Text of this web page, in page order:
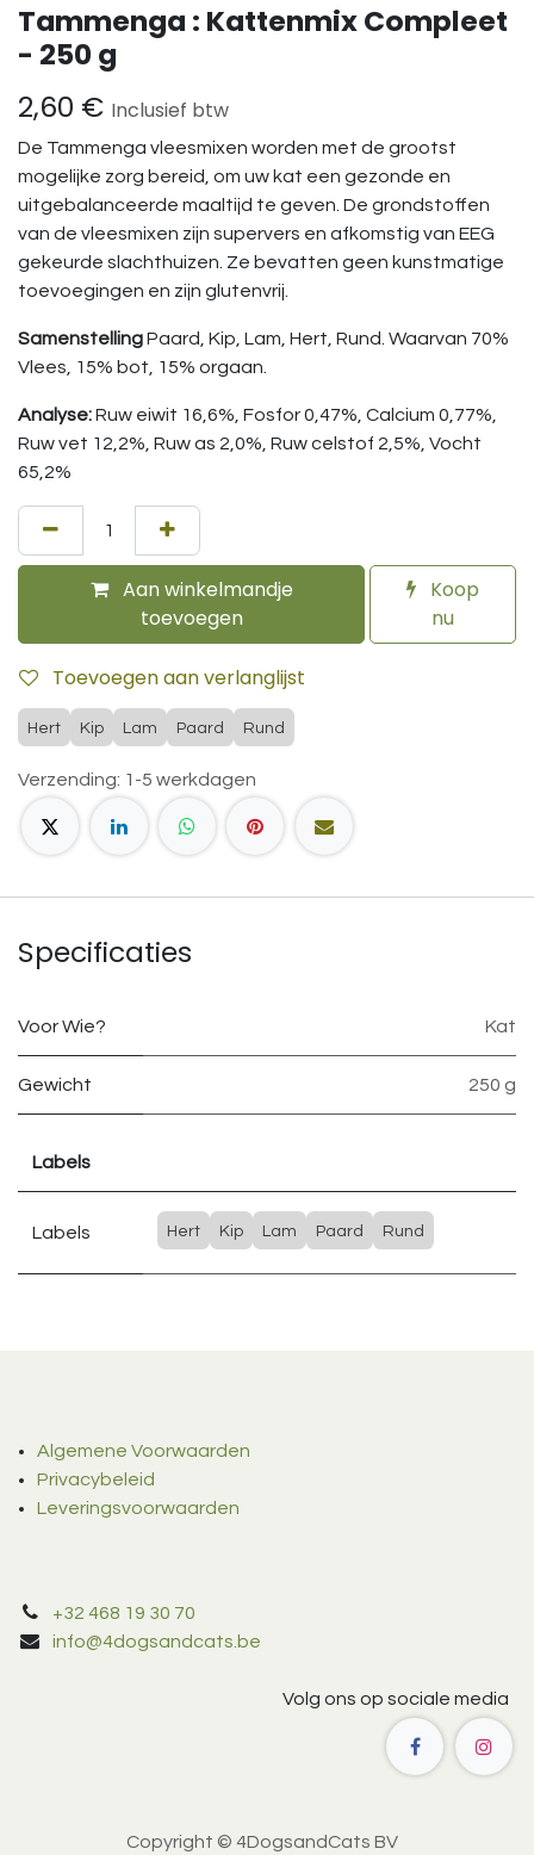
Tammenga : Kattenmix Compleet
- 250 g
2,60 € Inclusief btw
De Tammenga vleesmixen worden met de grootst
mogelijke zorg bereid, om uw kat een gezonde en
uitgebalanceerde maaltijd te geven. De grondstoffen
van de vleesmixen zijn supervers en afkomstig van EEG
gekeurde slachthuizen. Ze bevatten geen kunstmatige
toevoegingen en zijn glutenvrij.
SamenstellingPaard, Kip, Lam, Hert, Rund. Waarvan 70%
Vlees, 15% bot, 15% orgaan.
Analyse:Ruw eiwit 16,6%, Fosfor 0,47%, Calcium 0,77%,
Ruw vet 12,2%, Ruw as 2,0%, Ruw celstof 2,5%, Vocht
65,2%
Aan winkelmandje
toevoegen
Koop
nu
Toevoegen aan verlanglijst
Hert Kip Lam Paard Rund
Verzending: 1-5 werkdagen
Specificaties
Voor Wie? Kat
Gewicht 250 g
Labels
Labels Hert Kip Lam Paard Rund
Algemene Voorwaarden
Privacybeleid
Leveringsvoorwaarden
+32 468 19 30 70
info@4dogsandcats.be
Volg ons op sociale media
Copyright © 4DogsandCats BV